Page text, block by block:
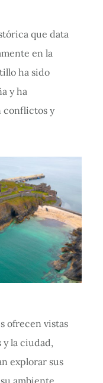
que data
en la
ha sido
y ha
conflictos y
ofrecen vistas
la ciudad,
explorar sus
ambiente